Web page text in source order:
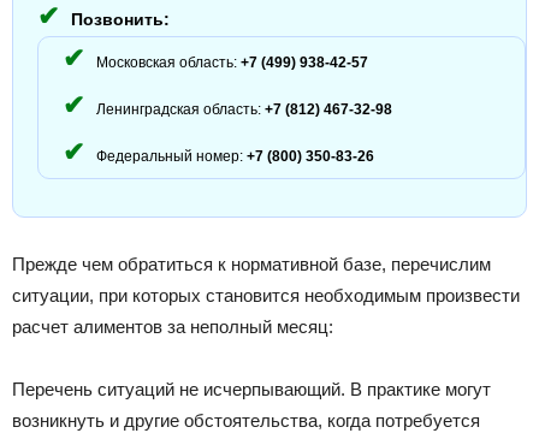
Позвонить:
Московская область: +7 (499) 938-42-57
Ленинградская область: +7 (812) 467-32-98
Федеральный номер: +7 (800) 350-83-26
Прежде чем обратиться к нормативной базе, перечислим
ситуации, при которых становится необходимым произвести
расчет алиментов за неполный месяц:
Перечень ситуаций не исчерпывающий. В практике могут
возникнуть и другие обстоятельства, когда потребуется